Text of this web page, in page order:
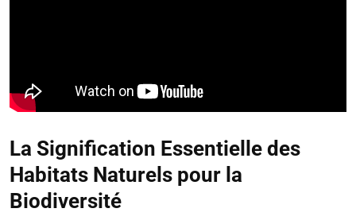
La Signification Essentielle des
Habitats Naturels pour la
Biodiversité